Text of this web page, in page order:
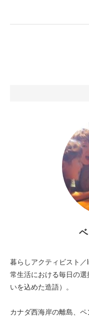
暮らしアクティビスト
常生活における毎日の
いを込めた造語）。
カナダ西海岸の離島、